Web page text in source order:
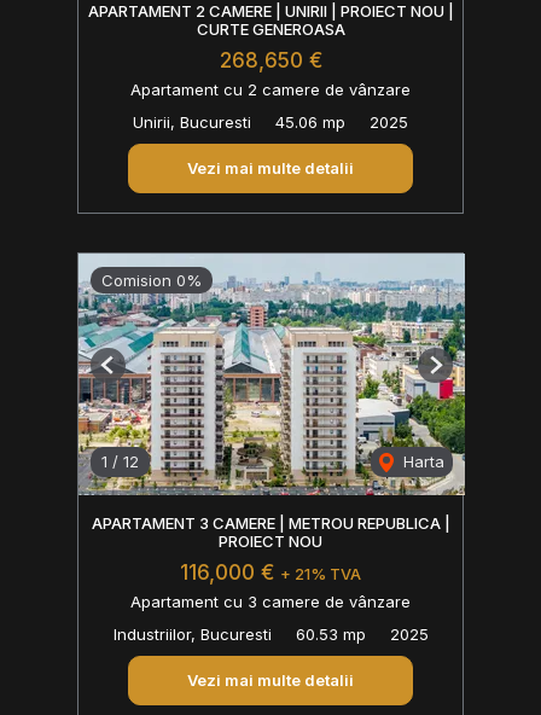
APARTAMENT 2 CAMERE | UNIRII | PROIECT NOU |
CURTE GENEROASA
268,650 €
Apartament cu 2 camere de vânzare
Unirii, Bucuresti
45.06 mp 2025
Vezi mai multe detalii
Comision 0%
1 / 12 Harta
Previous Next
APARTAMENT 3 CAMERE | METROU REPUBLICA |
PROIECT NOU
116,000 € + 21% TVA
Apartament cu 3 camere de vânzare
Industriilor, Bucuresti
60.53 mp 2025
Vezi mai multe detalii